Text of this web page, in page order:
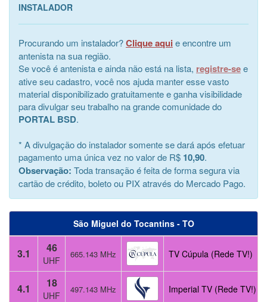
INSTALADOR
Procurando um instalador?Clique aqui e encontre um
antenista na sua região.
Se você é antenista e ainda não está na lista, registre-see
ative seu cadastro, você nos ajuda manter esse vasto
material disponibilizado gratuitamente e ganha visibilidade
para divulgar seu trabalho na grande comunidade do
PORTAL BSD.
* A divulgação do instalador somente se dará após efetuar
pagamento uma única vez no valor de R$ 10,90.
Observação: Toda transação é feita de forma segura via
cartão de crédito, boleto ou PIX através do Mercado Pago.
São Miguel do Tocantins - TO
3.1 46
UHF
665.143 MHz TV Cúpula (Rede TV!)
4.1 18
UHF
497.143 MHz Imperial TV (Rede TV!)